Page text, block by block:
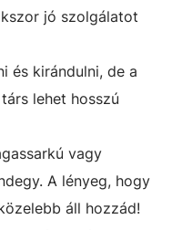
jó szolgálatot
és kirándulni, de a
lehet hosszú
vagy
A lényeg, hogy
áll hozzád!